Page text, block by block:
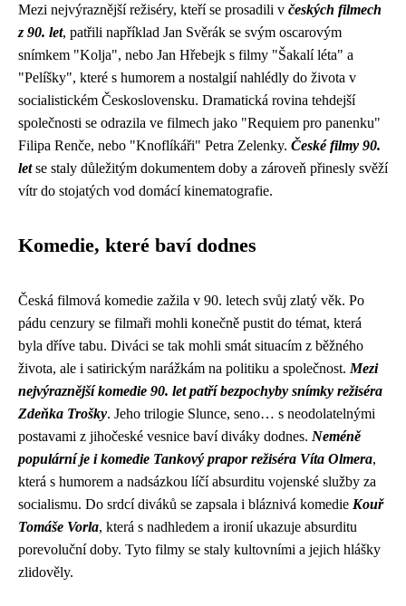
Mezi nejvýraznější režiséry, kteří se prosadili v českých filmech
z 90. let, patřili například Jan Svěrák se svým oscarovým
snímkem "Kolja", nebo Jan Hřebejk s filmy "Šakalí léta" a
"Pelíšky", které s humorem a nostalgií nahlédly do života v
socialistickém Československu. Dramatická rovina tehdejší
společnosti se odrazila ve filmech jako "Requiem pro panenku"
Filipa Renče, nebo "Knoflíkáři" Petra Zelenky. České filmy 90.
letse staly důležitým dokumentem doby a zároveň přinesly svěží
vítr do stojatých vod domácí kinematografie.
Komedie, které baví dodnes
Česká filmová komedie zažila v 90. letech svůj zlatý věk. Po
pádu cenzury se filmaři mohli konečně pustit do témat, která
byla dříve tabu. Diváci se tak mohli smát situacím z běžného
života, ale i satirickým narážkám na politiku a společnost. Mezi
nejvýraznější komedie 90. let patří bezpochyby snímky režiséra
Zdeňka Trošky. Jeho trilogie Slunce, seno… s neodolatelnými
postavami z jihočeské vesnice baví diváky dodnes. Neméně
populární je i komedie Tankový prapor režiséra Víta Olmera,
která s humorem a nadsázkou líčí absurditu vojenské služby za
socialismu. Do srdcí diváků se zapsala i bláznivá komedie Kouř
Tomáše Vorla, která s nadhledem a ironií ukazuje absurditu
porevoluční doby. Tyto filmy se staly kultovními a jejich hlášky
zlidověly.